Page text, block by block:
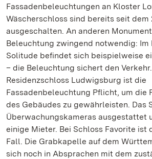
Fassadenbeleuchtungen an Kloster
Wäscherschloss sind bereits seit dem
ausgeschalten. An anderen
Beleuchtung zwingend notwendig: Im
Solitude befindet sich beispielweise
– die Beleuchtung sichert den
Residenzschloss Ludwigsburg ist die
Fassadenbeleuchtung Pflicht, um die
des Gebäudes zu gewährleisten. Das
Überwachungskameras ausgestattet
einige Mieter. Bei Schloss Favorite ist
Fall. Die Grabkapelle auf dem
sich noch in Absprachen mit dem